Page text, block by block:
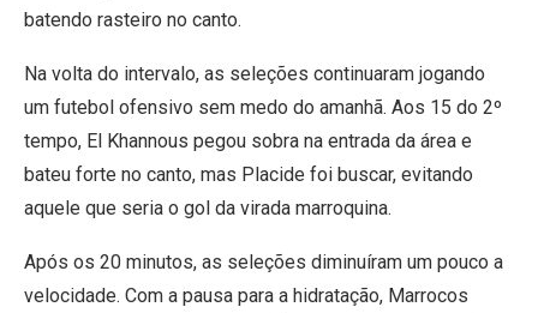
batendo rasteiro no canto.
Na volta do intervalo, as seleções continuaram jogando
um futebol ofensivo sem medo do amanhã. Aos 15 do 2º
tempo, El Khannous pegou sobra na entrada da área e
bateu forte no canto, mas Placide foi buscar, evitando
aquele que seria o gol da virada marroquina.
Após os 20 minutos, as seleções diminuíram um pouco a
velocidade. Com a pausa para a hidratação, Marrocos